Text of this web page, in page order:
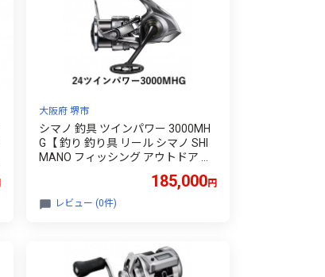
大阪府 堺市
シマノ 釣具 ツインパワー 3000MH
G【 釣り 釣り具 リール シマノ SHI
MANO フィッシング アウトドア ス
185,000円
レビュー (0件)